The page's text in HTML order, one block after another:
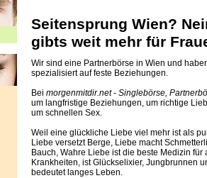
Seitensprung Wien?
gibts weit mehr für
Wir sind eine Partnerbörse in Wien und
spezialisiert auf feste Beziehungen.
Bei morgenmitdir.net - Singlebörse,
um langfristige Beziehungen, um richtige
um schnellen Sex.
Weil eine glückliche Liebe viel mehr ist als
Liebe versetzt Berge, Liebe macht
Bauch, Wahre Liebe ist die beste Medizin für
Krankheiten, ist Glückselixier, Jungbrunnen
bedeutet langes Leben.